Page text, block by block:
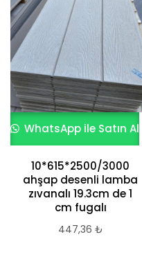
WhatsApp ile Satın Al
10*615*2500/3000
ahşap desenli lamba
zıvanalı 19.3cm de 1
cm fugalı
447,36 ₺